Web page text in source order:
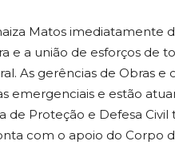
Matos
e a união de esforços de
As gerências de Obras e
emergenciais e estão
de Proteção e Defesa
com o apoio do Corpo